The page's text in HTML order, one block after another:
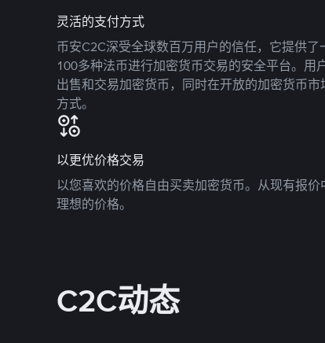
灵活的支付方式
币安C2C深受全球数百万用户的信任，它提供
100多种法币进行加密货币交易的安全平台。用
出售和交易加密货币，同时在开放的加密货币
方式。
以更优价格交易
以您喜欢的价格自由买卖加密货币。从现有报
理想的价格。
C2C动态